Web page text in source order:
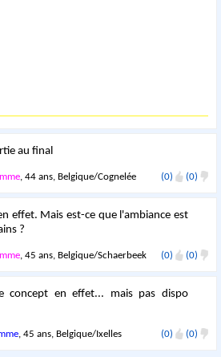
au final
, 44 ans, Belgique/Cognelée (0) (0)
effet. Mais est-ce que l'ambiance est
?
, 45 ans, Belgique/Schaerbeek (0) (0)
concept en effet... mais pas dispo
, 45 ans, Belgique/Ixelles (0) (0)